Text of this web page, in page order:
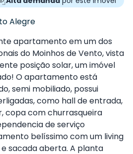
Alegre
apartamento em um dos
do Moinhos de Vento, vista
posição solar, um imóvel
O apartamento está
semi mobiliado, possui
como hall de entrada,
copa com churrasqueira
de serviço
belíssimo com um living
sacada aberta. A planta